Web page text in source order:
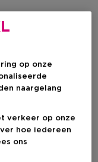
is dat je lichaam
nodig heeft? Het
,wondheling
op onze
naargelang
verkeer op onze
hoe iedereen
ons